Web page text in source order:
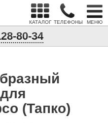
КАТАЛОГ ТЕЛЕФОНЫ МЕНЮ
80-34
(Тапко)